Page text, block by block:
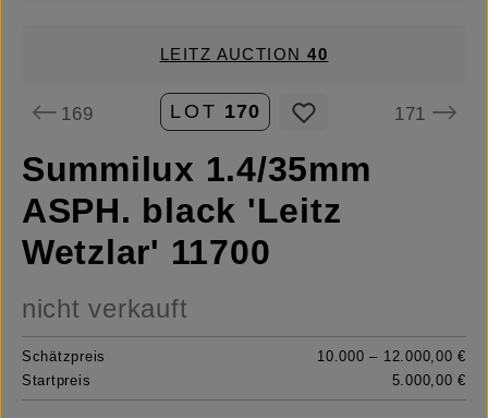
LEITZ AUCTION40
169 LOT 170 171
Summilux 1.4/35mm
ASPH. black 'Leitz
Wetzlar' 11700
nicht verkauft
Schätzpreis
10.000 – 12.000,00 €
Startpreis
5.000,00 €